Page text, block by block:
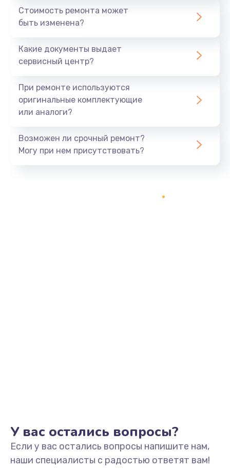
Стоимость ремонта может
быть изменена?
Какие документы выдает
сервисный центр?
При ремонте используются
оригинальные комплектующие
или аналоги?
Возможен ли срочный ремонт?
Могу при нем присутствовать?
У вас остались вопросы?
Если у вас остались вопросы напишите нам,
наши специалисты с радостью ответят вам!